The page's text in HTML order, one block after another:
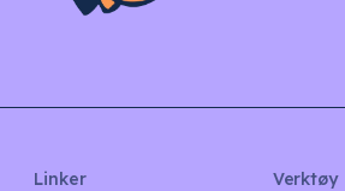
Linker Verktøy